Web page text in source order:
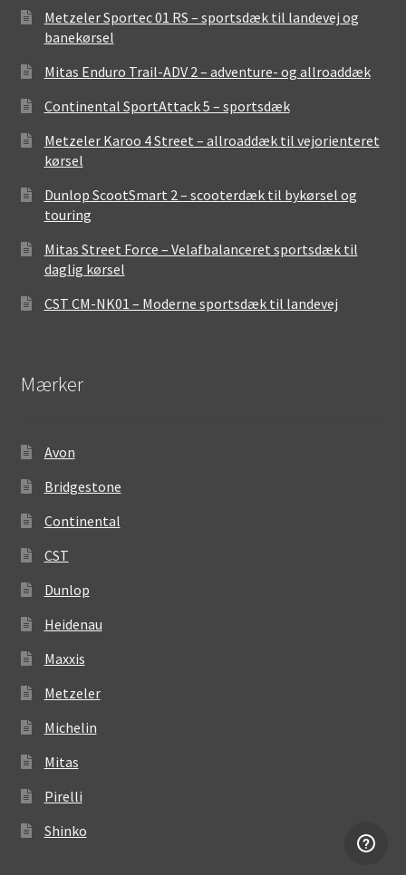
Metzeler Sportec 01 RS – sportsdæk til landevej og
banekørsel
Mitas Enduro Trail-ADV 2 – adventure- og allroaddæk
Continental SportAttack 5 – sportsdæk
Metzeler Karoo 4 Street – allroaddæk til vejorienteret
kørsel
Dunlop ScootSmart 2 – scooterdæk til bykørsel og
touring
Mitas Street Force – Velafbalanceret sportsdæk til
daglig kørsel
CST CM-NK01 – Moderne sportsdæk til landevej
Mærker
Avon
Bridgestone
Continental
CST
Dunlop
Heidenau
Maxxis
Metzeler
Michelin
Mitas
Pirelli
Shinko